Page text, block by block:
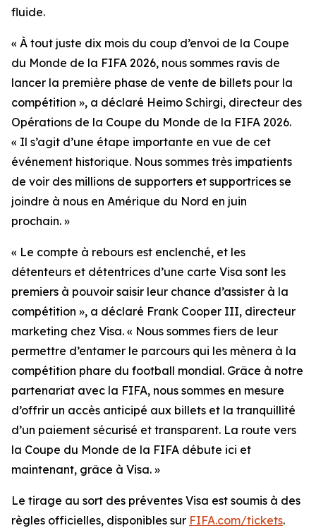
fluide.
« À tout juste dix mois du coup d’envoi de la Coupe
du Monde de la FIFA 2026, nous sommes ravis de
lancer la première phase de vente de billets pour la
compétition », a déclaré Heimo Schirgi, directeur des
Opérations de la Coupe du Monde de la FIFA 2026.
« Il s’agit d’une étape importante en vue de cet
événement historique. Nous sommes très impatients
de voir des millions de supporters et supportrices se
joindre à nous en Amérique du Nord en juin
prochain. »
« Le compte à rebours est enclenché, et les
détenteurs et détentrices d’une carte Visa sont les
premiers à pouvoir saisir leur chance d’assister à la
compétition », a déclaré Frank Cooper III, directeur
marketing chez Visa. « Nous sommes fiers de leur
permettre d’entamer le parcours qui les mènera à la
compétition phare du football mondial. Grâce à notre
partenariat avec la FIFA, nous sommes en mesure
d’offrir un accès anticipé aux billets et la tranquillité
d’un paiement sécurisé et transparent. La route vers
la Coupe du Monde de la FIFA débute ici et
maintenant, grâce à Visa. »
Le tirage au sort des préventes Visa est soumis à des
règles officielles, disponibles sur FIFA.com/tickets.